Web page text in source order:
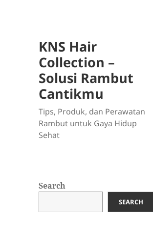
KNS Hair
Collection –
Solusi Rambut
Cantikmu
Tips, Produk, dan Perawatan
Rambut untuk Gaya Hidup
Sehat
Search
SEARCH